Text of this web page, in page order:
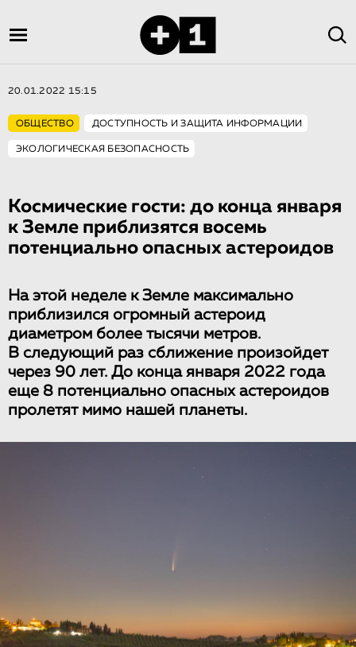
20.01.2022 15:15
ОБЩЕСТВО ДОСТУПНОСТЬ И ЗАЩИТА ИНФОРМАЦИИ
ЭКОЛОГИЧЕСКАЯ БЕЗОПАСНОСТЬ
Космические гости: до конца января
к Земле приблизятся восемь
потенциально опасных астероидов
На этой неделе к Земле максимально
приблизился огромный астероид
диаметром более тысячи метров.
В следующий раз сближение произойдет
через 90 лет. До конца января 2022 года
еще 8 потенциально опасных астероидов
пролетят мимо нашей планеты.